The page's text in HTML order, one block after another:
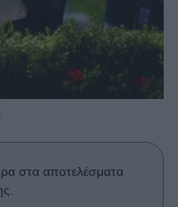
στα αποτελέσματα